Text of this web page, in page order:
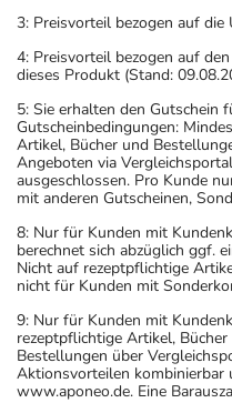
3: Preisvorteil bezogen auf
4: Preisvorteil bezogen auf
dieses Produkt (Stand:
5: Sie erhalten den Gutschein
Gutscheinbedingungen:
Artikel, Bücher und
Angeboten via
ausgeschlossen. Pro Kunde
mit anderen Gutscheinen,
8: Nur für Kunden mit
berechnet sich abzüglich ggf.
Nicht auf rezeptpflichtige
nicht für Kunden mit
9: Nur für Kunden mit
rezeptpflichtige Artikel,
Bestellungen über
Aktionsvorteilen kombinierbar
www.aponeo.de. Eine